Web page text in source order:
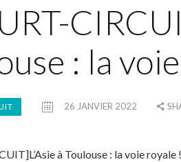
: la
26 JANVIER 2022
à Toulouse : la voie